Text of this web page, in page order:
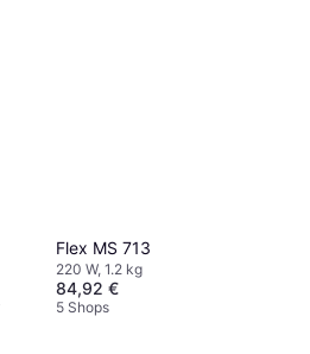
Flex MS 713
220 W, 1.2 kg
84,92 €
5 Shops